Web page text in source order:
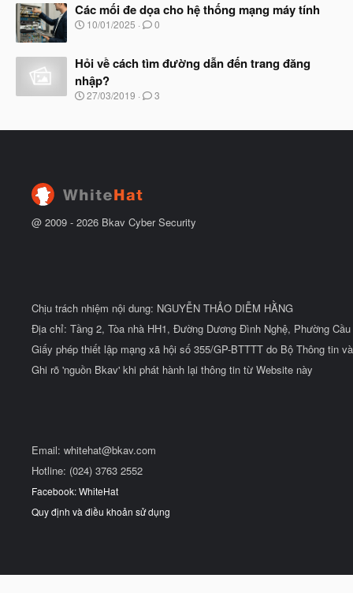
Các mối đe dọa cho hệ thống mạng máy tính
N
y
b
ắ
t
10/01/2025 0
Hỏi về cách tìm đường dẫn đến trang đăng
nhập?
N
y
ầ
27/03/2019 3
@ 2009 - 2026 Bkav Cyber Security
Chịu trách nhiệm nội dung: NGUYỄN THẢO DIỄM HẰNG
Địa chỉ: Tầng 2, Tòa nhà HH1, Đường Dương Đình Nghệ, Phường
Giấy phép thiết lập mạng xã hội số 355/GP-BTTTT do Bộ Thông tin
Ghi rõ 'nguồn Bkav' khi phát hành lại thông tin từ Website này
Email: whitehat@bkav.com
Hotline: (024) 3763 2552
Facebook: WhiteHat
Quy định và điều khoản sử dụng